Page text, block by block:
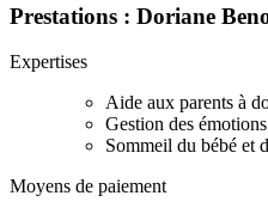
Prestations : Doriane
Expertises
Aide aux parents à
Gestion des émotions
Sommeil du bébé et
Moyens de paiement